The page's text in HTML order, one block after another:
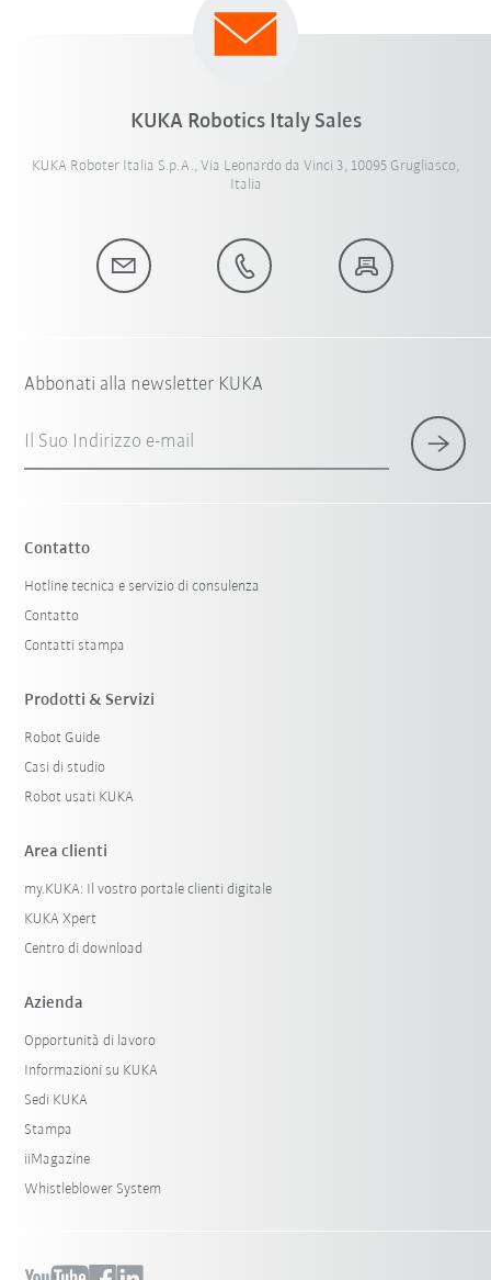
KUKA Robotics Italy Sales
KUKA Roboter Italia S.p.A., Via Leonardo da Vinci 3, 10095 Grugliasco,
Italia
Abbonati alla newsletter KUKA
Il Suo Indirizzo e-mail
Contatto
Hotline tecnica e servizio di consulenza
Contatto
Contatti stampa
Prodotti & Servizi
Robot Guide
Casi di studio
Robot usati KUKA
Area clienti
my.KUKA: Il vostro portale clienti digitale
KUKA Xpert
Centro di download
Azienda
Opportunità di lavoro
Informazioni su KUKA
Sedi KUKA
Stampa
iiMagazine
Whistleblower System